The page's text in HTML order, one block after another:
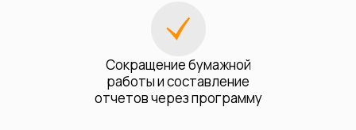
Сокращение бумажной
работы и составление
отчетов через программу